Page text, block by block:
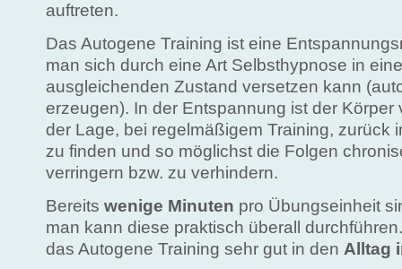
auftreten.
Das Autogene Training ist eine
man sich durch eine Art Selbsthypnose in
ausgleichenden Zustand versetzen kann
erzeugen). In der Entspannung ist der Körper
der Lage, bei regelmäßigem Training, zurück
zu finden und so möglichst die Folgen
verringern bzw. zu verhindern.
Bereits wenige Minuten pro Übungseinheit
man kann diese praktisch überall
das Autogene Training sehr gut in den Alltag